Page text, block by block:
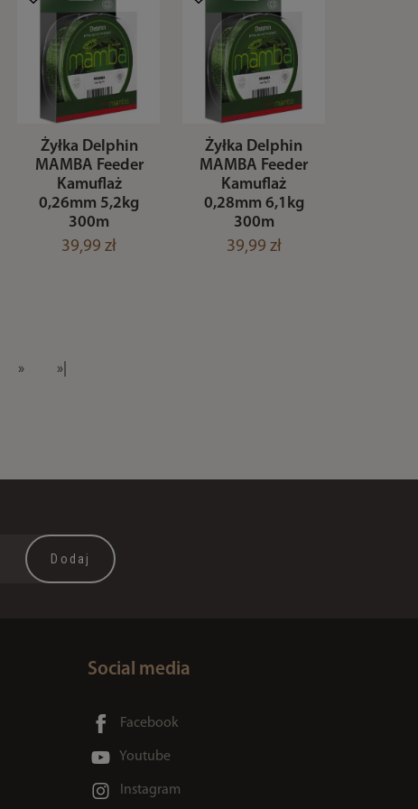
Żyłka Delphin
MAMBA Feeder
Kamuflaż
0,26mm 5,2kg
300m
39,99 zł
Żyłka Delphin
MAMBA Feeder
Kamuflaż
0,28mm 6,1kg
300m
39,99 zł
» »|
Social media
Facebook
Youtube
Instagram